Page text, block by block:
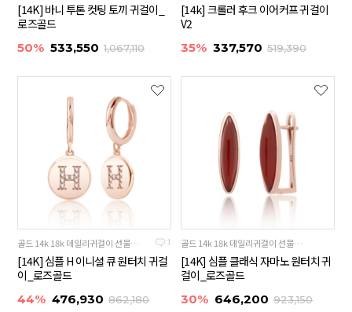
[14K] 바니 투톤 컷팅 토끼 귀걸이_
로즈골드
50% 533,550 1,067,110
[14k] 크롤러 후크 이어커프 귀걸이
V2
35% 337,570 519,390
1
골드 14k 18k 데일리귀걸이 선물추천
[14K] 심플 H 이니셜 큐 원터치 귀걸
이_로즈골드
44% 476,930 862,180
골드 14k 18k 데일리귀걸이 선물추천
[14K] 심플 클래식 자마노 원터치 귀
걸이_로즈골드
30% 646,200 923,150